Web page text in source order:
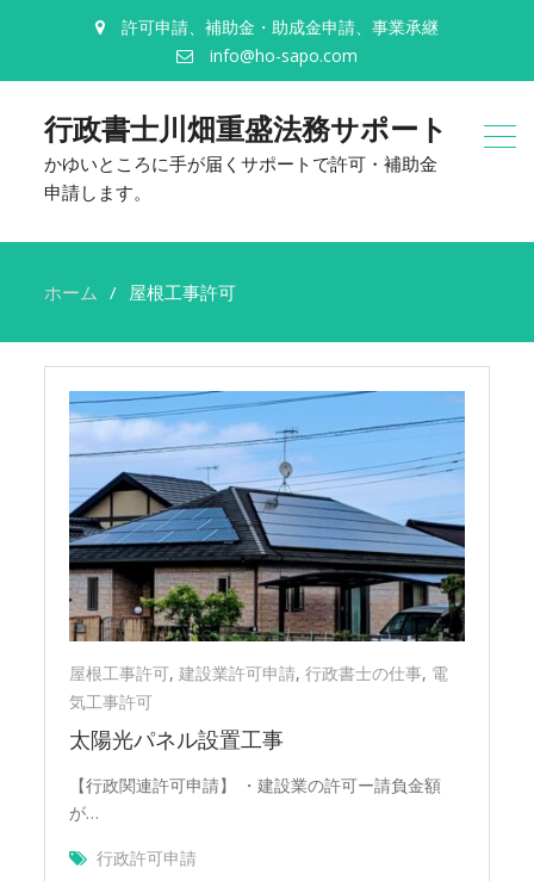
許可申請、補助金・助成金申請、事業承継
info@ho-sapo.com
行政書士川畑重盛法務サポート
かゆいところに手が届くサポートで許可・補助金
申請します。
ホーム 屋根工事許可
屋
根
事
許
可
屋根工事許可,建設業許可申請,行政書士の仕事, 電
気工事許可
太陽光パネル設置工事
【行政関連許可申請】 ・建設業の許可ー請負金額
が…
行政許可申請